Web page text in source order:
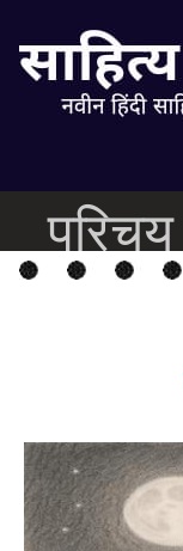
परिचय